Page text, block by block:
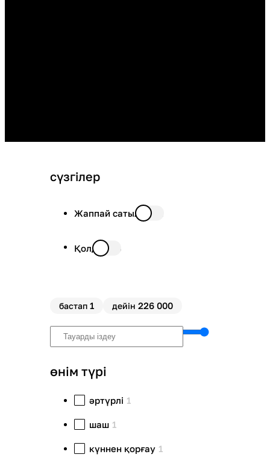
сүзгілер
Жаппай сатылымда
Қолда бар
бастап 1 дейін 226 000
өнім түрі
әртүрлі 1
шаш 1
күннен қорғау 1